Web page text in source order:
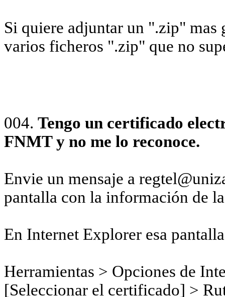
Si quiere adjuntar un ".zip" mas
varios ficheros ".zip" que no
004. Tengo un certificado
FNMT y no me lo reconoce.
Envie un mensaje a
pantalla con la información de
En Internet Explorer esa
Herramientas > Opciones de
[Seleccionar el certificado] >